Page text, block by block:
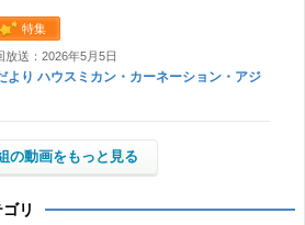
特集
放送：2026年5月5日
より ハウスミカン・カーネーション・アジ
の動画をもっと見る
リ